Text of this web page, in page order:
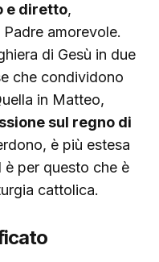
e diretto,
amorevole.
di Gesù in due
che condividono
in Matteo,
sul regno di
è più estesa
è per questo che è
cattolica.